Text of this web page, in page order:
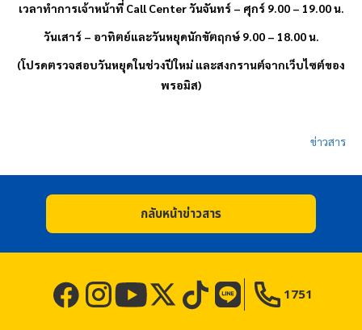
เวลาทำการเจ้าหน้าที่Call Center วันจันทร์ – ศุกร์ 9.00 – 19.00 น.
วันเสาร์ – อาทิตย์และวันหยุดนักขัตฤกษ์ 9.00 – 18.00 น.
(โปรดตรวจสอบวันหยุดในช่วงปีใหม่ และสงกรานต์จากเว็บไซต์ของ
พรอมิส)
ข่าวสาร
กลับหน้าข่าวสาร
1751